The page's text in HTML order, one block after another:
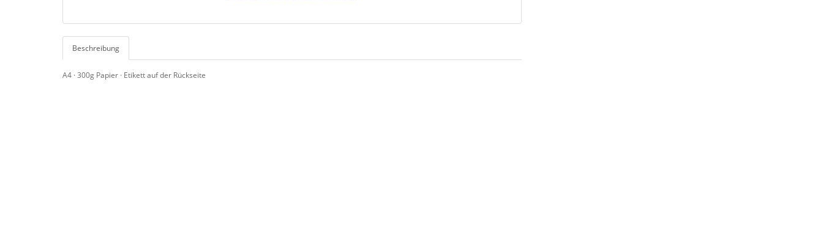
Beschreibung
A4 · 300g Papier · Etikett auf der Rückseite